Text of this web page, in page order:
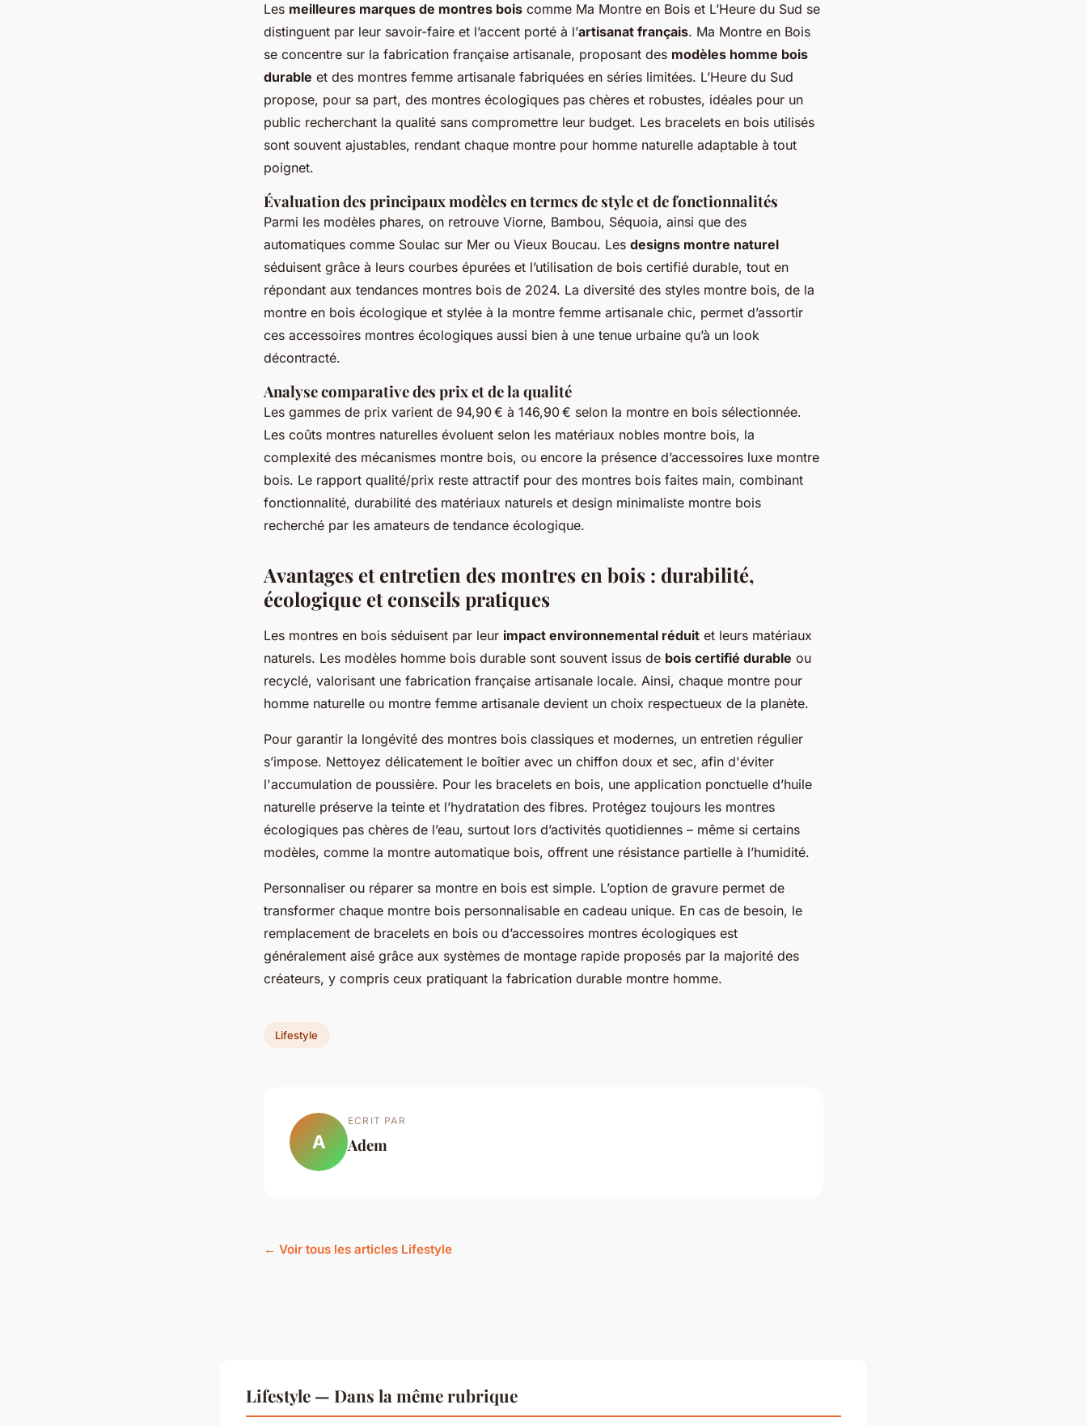
Les meilleures marques de montres bois comme Ma Montre en Bois et L’Heure du Sud se
distinguent par leur savoir-faire et l’accent porté à l’artisanat français. Ma Montre en Bois
se concentre sur la fabrication française artisanale, proposant des modèles homme bois
durable et des montres femme artisanale fabriquées en séries limitées. L’Heure du Sud
propose, pour sa part, des montres écologiques pas chères et robustes, idéales pour un
public recherchant la qualité sans compromettre leur budget. Les bracelets en bois utilisés
sont souvent ajustables, rendant chaque montre pour homme naturelle adaptable à tout
poignet.
Évaluation des principaux modèles en termes de style et de fonctionnalités
Parmi les modèles phares, on retrouve Viorne, Bambou, Séquoia, ainsi que des
automatiques comme Soulac sur Mer ou Vieux Boucau. Les designs montre naturel
séduisent grâce à leurs courbes épurées et l’utilisation de bois certifié durable, tout en
répondant aux tendances montres bois de 2024. La diversité des styles montre bois, de la
montre en bois écologique et stylée à la montre femme artisanale chic, permet d’assortir
ces accessoires montres écologiques aussi bien à une tenue urbaine qu’à un look
décontracté.
Analyse comparative des prix et de la qualité
Les gammes de prix varient de 94,90 € à 146,90 € selon la montre en bois sélectionnée.
Les coûts montres naturelles évoluent selon les matériaux nobles montre bois, la
complexité des mécanismes montre bois, ou encore la présence d’accessoires luxe montre
bois. Le rapport qualité/prix reste attractif pour des montres bois faites main, combinant
fonctionnalité, durabilité des matériaux naturels et design minimaliste montre bois
recherché par les amateurs de tendance écologique.
Avantages et entretien des montres en bois : durabilité,
écologique et conseils pratiques
Les montres en bois séduisent par leur impact environnemental réduit et leurs matériaux
naturels. Les modèles homme bois durable sont souvent issus de bois certifié durable ou
recyclé, valorisant une fabrication française artisanale locale. Ainsi, chaque montre pour
homme naturelle ou montre femme artisanale devient un choix respectueux de la planète.
Pour garantir la longévité des montres bois classiques et modernes, un entretien régulier
s’impose. Nettoyez délicatement le boîtier avec un chiffon doux et sec, afin d'éviter
l'accumulation de poussière. Pour les bracelets en bois, une application ponctuelle d’huile
naturelle préserve la teinte et l’hydratation des fibres. Protégez toujours les montres
écologiques pas chères de l’eau, surtout lors d’activités quotidiennes – même si certains
modèles, comme la montre automatique bois, offrent une résistance partielle à l’humidité.
Personnaliser ou réparer sa montre en bois est simple. L’option de gravure permet de
transformer chaque montre bois personnalisable en cadeau unique. En cas de besoin, le
remplacement de bracelets en bois ou d’accessoires montres écologiques est
généralement aisé grâce aux systèmes de montage rapide proposés par la majorité des
créateurs, y compris ceux pratiquant la fabrication durable montre homme.
Lifestyle
A
ECRIT PAR
Adem
← Voir tous les articles Lifestyle
Lifestyle — Dans la même rubrique